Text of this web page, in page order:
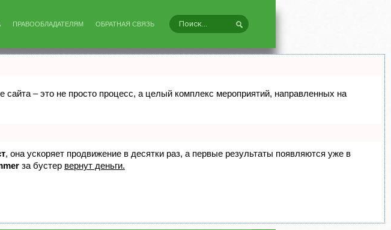
ПРАВООБЛАДАТЕЛЯМ ОБРАТНАЯ СВЯЗЬ
сайта – это не просто процесс, а целый комплекс мероприятий, направленных на
, она ускоряет продвижение в десятки раз, а первые результаты появляются уже в
за бустер вернут деньги.